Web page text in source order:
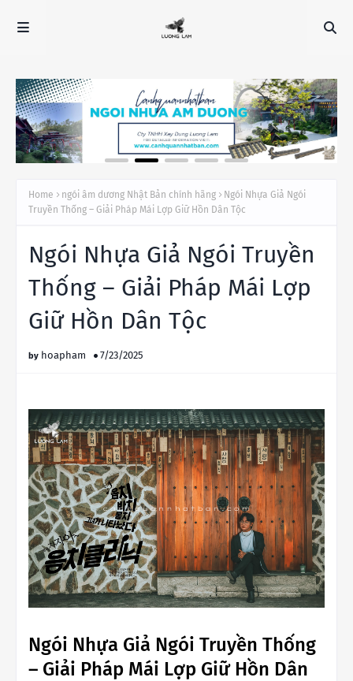
Home ngói âm dương Nhật Bản chính hãng
Ngói Nhựa Giả Ngói
Truyền Thống – Giải Pháp Mái Lợp Giữ Hồn Dân Tộc
Ngói Nhựa Giả Ngói Truyền
Thống – Giải Pháp Mái Lợp
Giữ Hồn Dân Tộc
hoapham 7/23/2025
Ngói Nhựa Giả Ngói Truyền Thống
– Giải Pháp Mái Lợp Giữ Hồn Dân